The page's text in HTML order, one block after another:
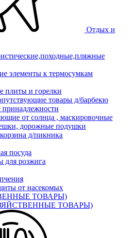
Отдых и
элементы к термосумкам
плиты и горелки
товары д/барбекю
от солнца , маскировочные
дорожные подушки
д/пикника
посуда
для розжига
от насекомых
ТОВАРЫ)
ТОВАРЫ)